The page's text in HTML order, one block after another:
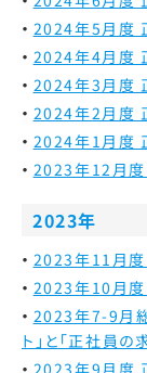
2024年5月度
2024年4月度
2024年3月度
2024年2月度
2024年1月度
2023年12月度
2023年
2023年11月度
2023年10月度
2023年7-9月
ト」と「正社員
2023年9月度